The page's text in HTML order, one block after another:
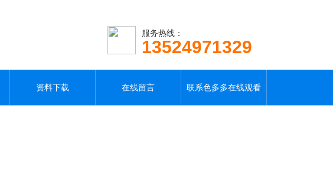
服务热线：
13524971329
资料下载 在线留言 联系色多多在线观看